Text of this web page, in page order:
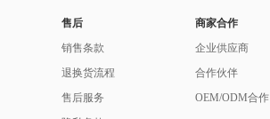
售后
销售条款
退换货流程
售后服务
商家合作
企业供应商
合作伙伴
OEM/ODM合作